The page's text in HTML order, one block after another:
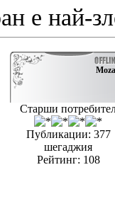
е най-
Старши
Публикации: 377
шегаджия
Рейтинг: 108